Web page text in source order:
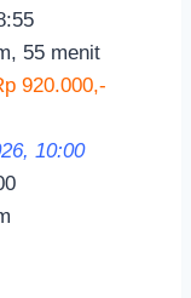
55 menit
920.000,-
10:00